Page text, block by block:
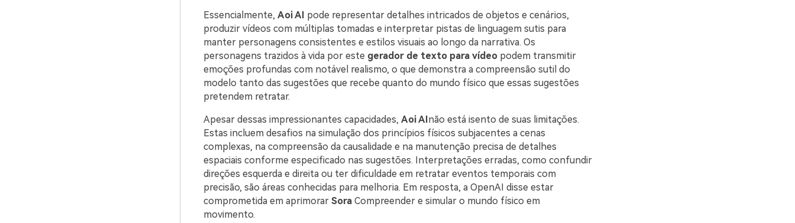
Essencialmente, Aoi AI pode representar detalhes intricados de objetos e cenários,
produzir vídeos com múltiplas tomadas e interpretar pistas de linguagem sutis para
manter personagens consistentes e estilos visuais ao longo da narrativa. Os
personagens trazidos à vida por este gerador de texto para vídeopodem transmitir
emoções profundas com notável realismo, o que demonstra a compreensão sutil do
modelo tanto das sugestões que recebe quanto do mundo físico que essas sugestões
pretendem retratar.
Apesar dessas impressionantes capacidades, Aoi AInão está isento de suas limitações.
Estas incluem desafios na simulação dos princípios físicos subjacentes a cenas
complexas, na compreensão da causalidade e na manutenção precisa de detalhes
espaciais conforme especificado nas sugestões. Interpretações erradas, como confundir
direções esquerda e direita ou ter dificuldade em retratar eventos temporais com
precisão, são áreas conhecidas para melhoria. Em resposta, a OpenAI disse estar
comprometida em aprimorar Sora Compreender e simular o mundo físico em
movimento.